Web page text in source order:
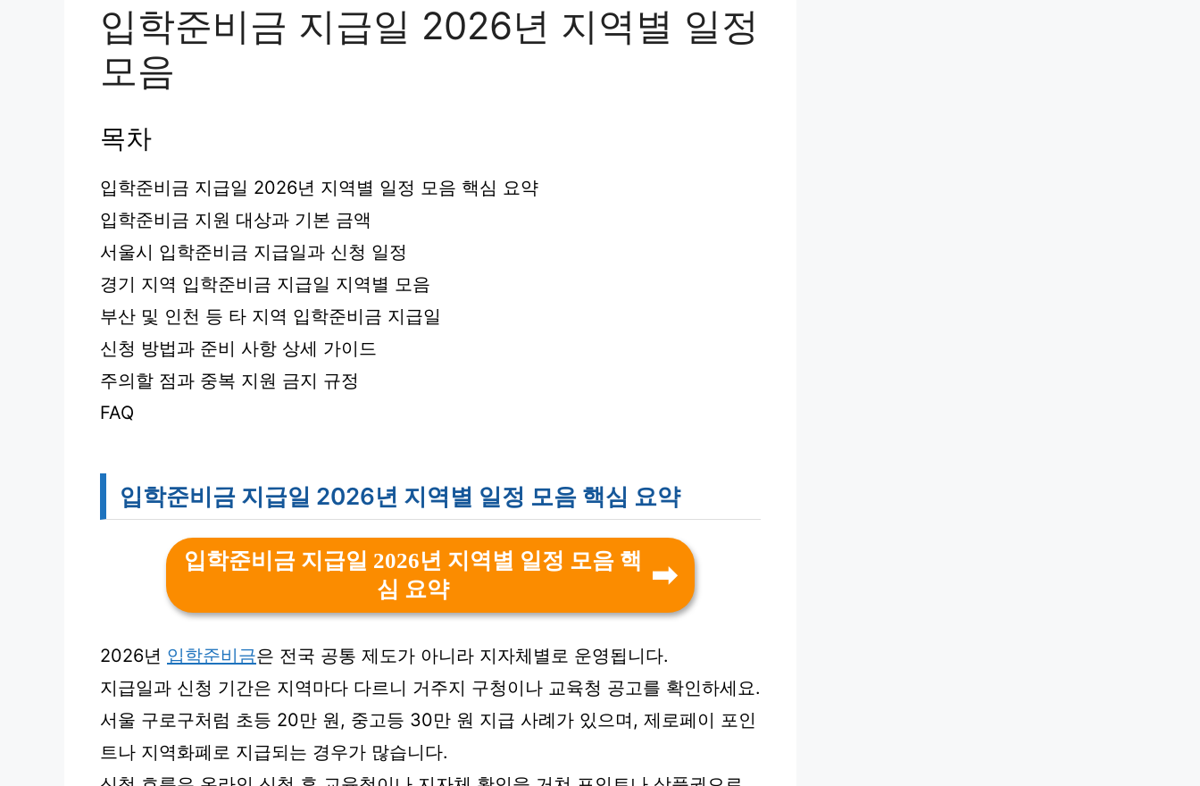
입학준비금 지급일 2026년 지역별 일정
모음
목차
입학준비금 지급일 2026년 지역별 일정 모음 핵심 요약
입학준비금 지원 대상과 기본 금액
서울시 입학준비금 지급일과 신청 일정
경기 지역 입학준비금 지급일 지역별 모음
부산 및 인천 등 타 지역 입학준비금 지급일
신청 방법과 준비 사항 상세 가이드
주의할 점과 중복 지원 금지 규정
FAQ
입학준비금 지급일 2026년 지역별 일정 모음 핵심 요약
입학준비금 지급일 2026년 지역별 일정 모음 핵
심 요약
2026년 입학준비금은 전국 공통 제도가 아니라 지자체별로 운영됩니다.
지급일과 신청 기간은 지역마다 다르니 거주지 구청이나 교육청 공고를 확인하세요.
서울 구로구처럼 초등 20만 원, 중고등 30만 원 지급 사례가 있으며, 제로페이 포인
트나 지역화폐로 지급되는 경우가 많습니다.